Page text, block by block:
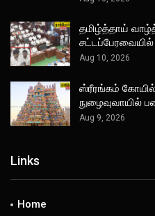
தமிழ்த்தாய்
Aug 10, 2026
ஸ்ரீரங்கம் கோயில்
நுழைவுவாயில்
Aug 9, 2026
Links
Home